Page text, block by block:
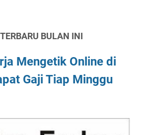
BULAN INI
Mengetik Online di
Gaji Tiap Minggu